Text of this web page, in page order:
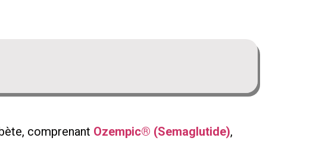
comprenant Ozempic® (Semaglutide),